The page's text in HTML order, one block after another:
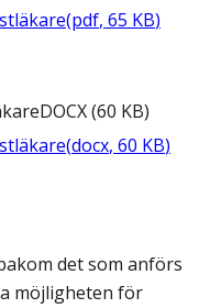
(pdf, 65 KB)
DOCX(60 KB)
(docx, 60 KB)
det som anförs
möjligheten för